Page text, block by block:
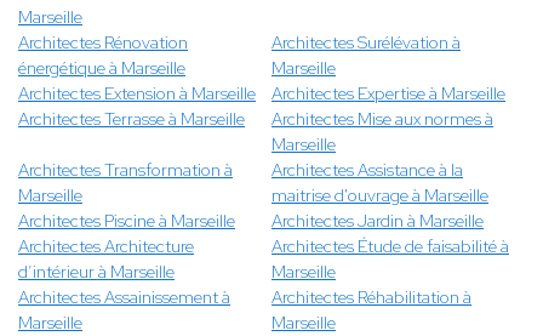
Marseille
Architectes Rénovation
énergétique à Marseille
Architectes Surélévation à
Marseille
Architectes Extension à Marseille
Architectes Expertise à Marseille
Architectes Terrasse à Marseille
Architectes Mise aux normes à
Marseille
Architectes Transformation à
Marseille
Architectes Assistance à la
maitrise d'ouvrage à Marseille
Architectes Piscine à Marseille
Architectes Jardin à Marseille
Architectes Architecture
d’intérieur à Marseille
Architectes Étude de faisabilité à
Marseille
Architectes Assainissement à
Marseille
Architectes Réhabilitation à
Marseille